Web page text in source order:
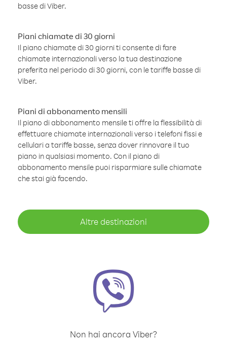
basse di Viber.
Piani chiamate di 30 giorni
Il piano chiamate di 30 giorni ti consente di fare
chiamate internazionali verso la tua destinazione
preferita nel periodo di 30 giorni, con le tariffe basse di
Viber.
Piani di abbonamento mensili
Il piano di abbonamento mensile ti offre la flessibilità di
effettuare chiamate internazionali verso i telefoni fissi e
cellulari a tariffe basse, senza dover rinnovare il tuo
piano in qualsiasi momento. Con il piano di
abbonamento mensile puoi risparmiare sulle chiamate
che stai già facendo.
Altre destinazioni
Non hai ancora Viber?